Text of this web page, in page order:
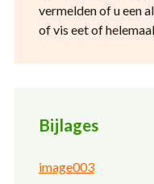
vermelden of u een
of vis eet of
Bijlages
image003